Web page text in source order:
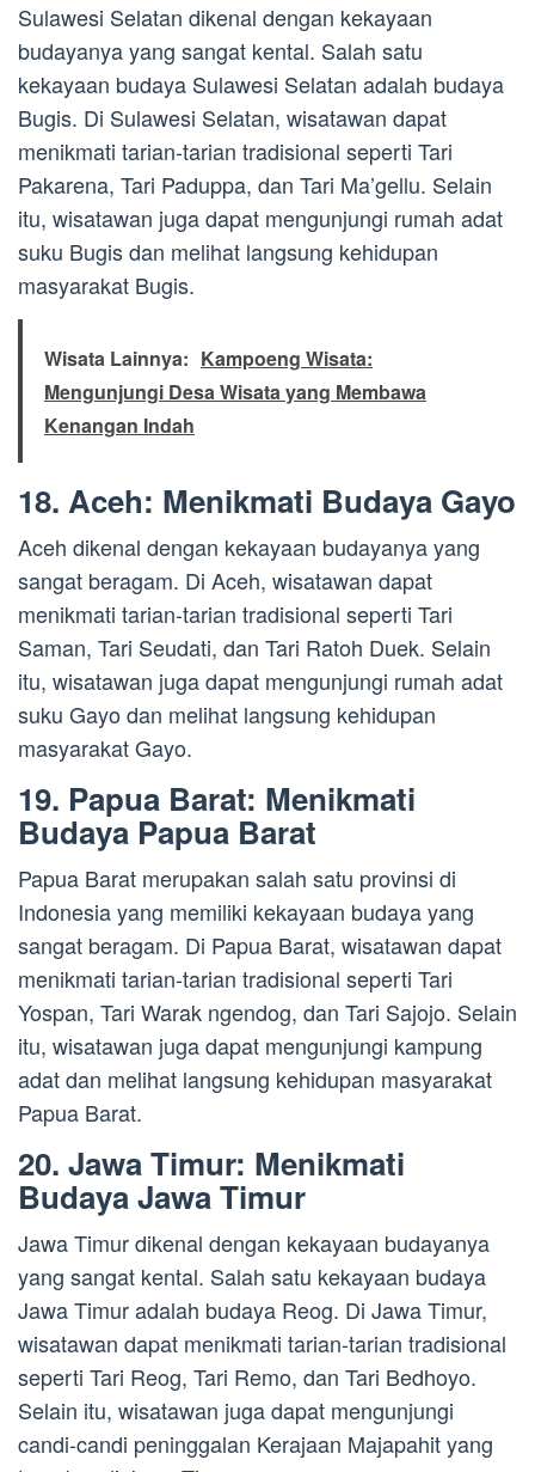
Sulawesi Selatan dikenal dengan kekayaan
budayanya yang sangat kental. Salah satu
kekayaan budaya Sulawesi Selatan adalah budaya
Bugis. Di Sulawesi Selatan, wisatawan dapat
menikmati tarian-tarian tradisional seperti Tari
Pakarena, Tari Paduppa, dan Tari Ma’gellu. Selain
itu, wisatawan juga dapat mengunjungi rumah adat
suku Bugis dan melihat langsung kehidupan
masyarakat Bugis.
Wisata Lainnya: Kampoeng Wisata:
Mengunjungi Desa Wisata yang Membawa
Kenangan Indah
18. Aceh: Menikmati Budaya Gayo
Aceh dikenal dengan kekayaan budayanya yang
sangat beragam. Di Aceh, wisatawan dapat
menikmati tarian-tarian tradisional seperti Tari
Saman, Tari Seudati, dan Tari Ratoh Duek. Selain
itu, wisatawan juga dapat mengunjungi rumah adat
suku Gayo dan melihat langsung kehidupan
masyarakat Gayo.
19. Papua Barat: Menikmati
Budaya Papua Barat
Papua Barat merupakan salah satu provinsi di
Indonesia yang memiliki kekayaan budaya yang
sangat beragam. Di Papua Barat, wisatawan dapat
menikmati tarian-tarian tradisional seperti Tari
Yospan, Tari Warak ngendog, dan Tari Sajojo. Selain
itu, wisatawan juga dapat mengunjungi kampung
adat dan melihat langsung kehidupan masyarakat
Papua Barat.
20. Jawa Timur: Menikmati
Budaya Jawa Timur
Jawa Timur dikenal dengan kekayaan budayanya
yang sangat kental. Salah satu kekayaan budaya
Jawa Timur adalah budaya Reog. Di Jawa Timur,
wisatawan dapat menikmati tarian-tarian tradisional
seperti Tari Reog, Tari Remo, dan Tari Bedhoyo.
Selain itu, wisatawan juga dapat mengunjungi
candi-candi peninggalan Kerajaan Majapahit yang